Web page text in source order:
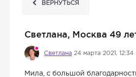
ВЕРНУТЬСЯ
Светлана, Москва 49
Светлана 24 марта 2021, 12:34
Мила, с большой